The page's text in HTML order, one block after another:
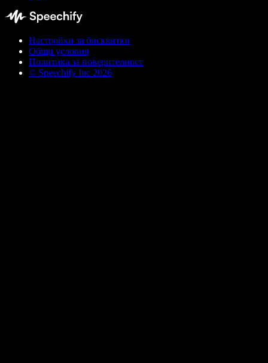
Настройки за бисквитки
Общи условия
Политика за поверителност
© Speechify Inc 2026